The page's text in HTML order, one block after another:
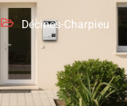
Décines-Charpieu